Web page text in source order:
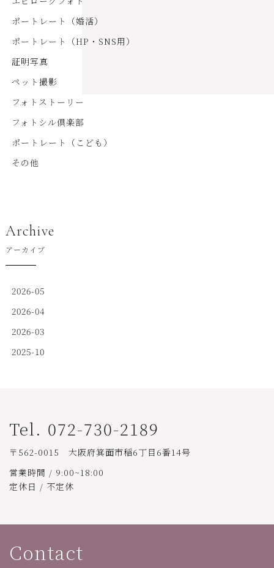
ポートレート（婚活）
ポートレート（HP・SNS用）
証明写真
ペット撮影
フォトストーリー
フォトシル倶楽部
ポートレート（こども）
その他
Archive
アーカイブ
2026-05
2026-04
2026-03
2025-10
Tel. 072-730-2189
〒562-0015 大阪府箕面市稲6丁目6番14号
営業時間 / 9:00~18:00
定休日 / 不定休
Contact